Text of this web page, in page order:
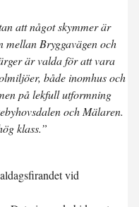
att något skymmer är
Bryggavägen och
är valda för att vara
både inomhus och
på lekfull utformning
och Mälaren.
klass.”
vid